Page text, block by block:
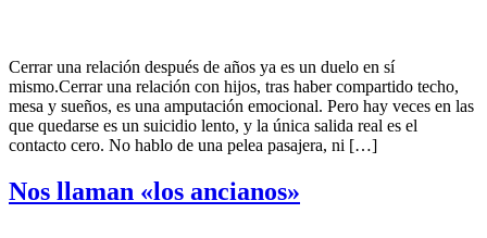
Cerrar una relación después de años ya es un duelo en sí
mismo.Cerrar una relación con hijos, tras haber compartido techo,
mesa y sueños, es una amputación emocional. Pero hay veces en las
que quedarse es un suicidio lento, y la única salida real es el
contacto cero. No hablo de una pelea pasajera, ni […]
Nos llaman «los ancianos»